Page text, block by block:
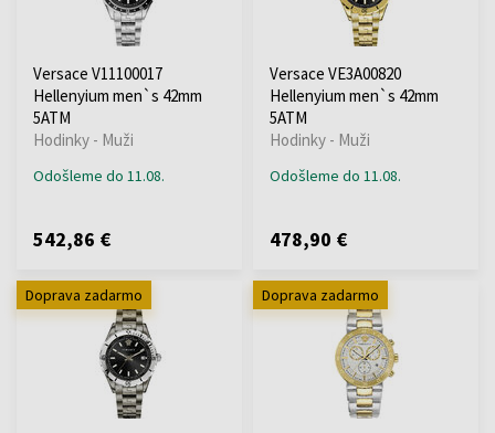
Versace V11100017
Hellenyium men`s 42mm
5ATM
Hodinky - Muži
Odošleme do 11.08.
542,86 €
Versace VE3A00820
Hellenyium men`s 42mm
5ATM
Hodinky - Muži
Odošleme do 11.08.
478,90 €
Doprava zadarmo Doprava zadarmo